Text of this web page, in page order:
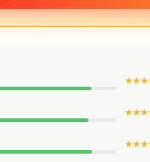
★ ★ ★
★ ★ ★
★ ★ ★